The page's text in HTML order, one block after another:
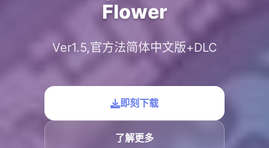
Flower
Ver1.5,官方法简体中文版+DLC
即刻下载
了解更多